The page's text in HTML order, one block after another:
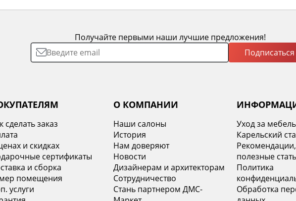
Получайте первыми наши лучшие предложения!
Подписаться
сделать заказ
и скидках
сертификаты
и сборка
помещения
услуги
О КОМПАНИИ
Наши салоны
История
Нам доверяют
Новости
Дизайнерам и архитекторам
Сотрудничество
Стань партнером ДМС-
Уход за
Карельский
полезные
Политика
Обработка